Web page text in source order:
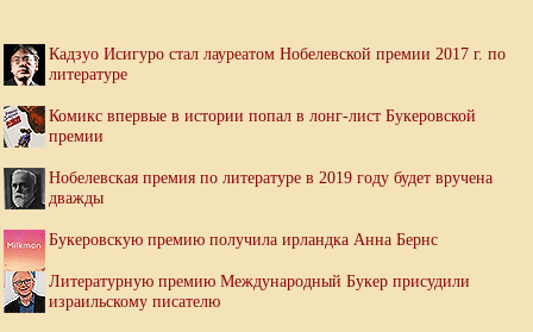
Кадзуо Исигуро стал лауреатом Нобелевской премии 2017 г. по
литературе
Комикс впервые в истории попал в лонг-лист Букеровской
премии
Нобелевская премия по литературе в 2019 году будет вручена
дважды
Букеровскую премию получила ирландка Анна Бернс
Литературную премию Международный Букер присудили
израильскому писателю